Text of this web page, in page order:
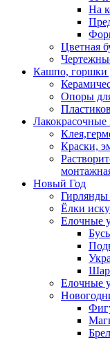
На
Цветная
Кашпо, горшки
Опоры
Лакокрасочные
Краски,
Новый Год
Гирлянды
Ёлки
Елочные
Елочные